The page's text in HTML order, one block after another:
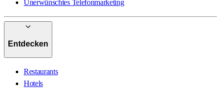
Unerwünschtes Telefonmarketing
Entdecken
Restaurants
Hotels